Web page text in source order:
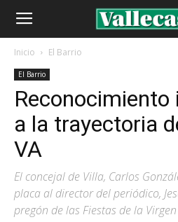
Inicio El Barrio
El Barrio
a la trayectoria
VA
El concejal de Villa, Carlos
placa al director del periódico,
pregón de las Fiestas de la